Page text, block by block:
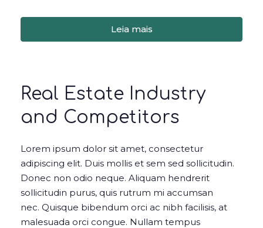
Leia mais
Real Estate Industry
and Competitors
Lorem ipsum dolor sit amet, consectetur
adipiscing elit. Duis mollis et sem sed sollicitudin.
Donec non odio neque. Aliquam hendrerit
sollicitudin purus, quis rutrum mi accumsan
nec. Quisque bibendum orci ac nibh facilisis, at
malesuada orci congue. Nullam tempus